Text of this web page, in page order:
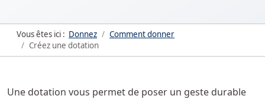
Vous êtes ici : Donnez
Comment donner
Créez une dotation
Une dotation vous permet de poser un geste durable